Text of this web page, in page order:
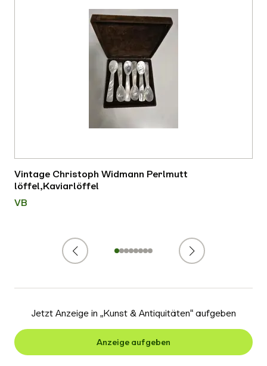
Zurück
Vintage Christoph Widmann Perlmutt
löffel,Kaviarlöffel
VB
Weiter
1 2 3 4 5 6 7
Jetzt Anzeige in „Kunst & Antiquitäten“ aufgeben
Anzeige aufgeben